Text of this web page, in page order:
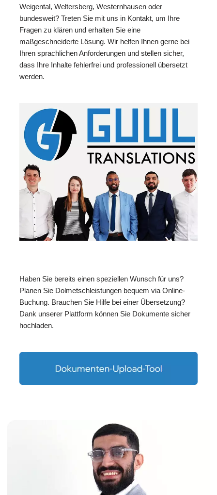
Weigental, Weltersberg, Westernhausen oder
bundesweit? Treten Sie mit uns in Kontakt, um Ihre
Fragen zu klären und erhalten Sie eine
maßgeschneiderte Lösung. Wir helfen Ihnen gerne bei
Ihren sprachlichen Anforderungen und stellen sicher,
dass Ihre Inhalte fehlerfrei und professionell übersetzt
werden.
Haben Sie bereits einen speziellen Wunsch für uns?
Planen Sie Dolmetschleistungen bequem via Online-
Buchung. Brauchen Sie Hilfe bei einer Übersetzung?
Dank unserer Plattform können Sie Dokumente sicher
hochladen.